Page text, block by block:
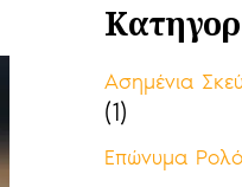
Ασημένια
(1)
Επώνυμα